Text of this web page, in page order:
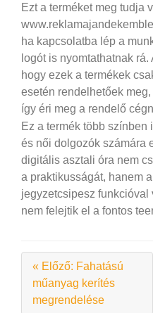
Ezt a terméket meg tudja
ha kapcsolatba lép a
logót is nyomtathatnak
hogy ezek a termékek
esetén rendelhetőek
így éri meg a rendelő
Ez a termék több színben
és női dolgozók számára
digitális asztali óra nem
a praktikusságát, hanem
jegyzetcsipesz
nem felejtik el a fontos
« Előző: Fahatású
műanyag kerítés
megrendelése